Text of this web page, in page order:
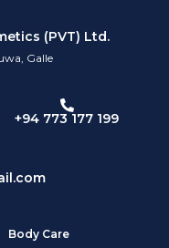
(PVT) Ltd.
Galle
+94 773 177 199
Body Care